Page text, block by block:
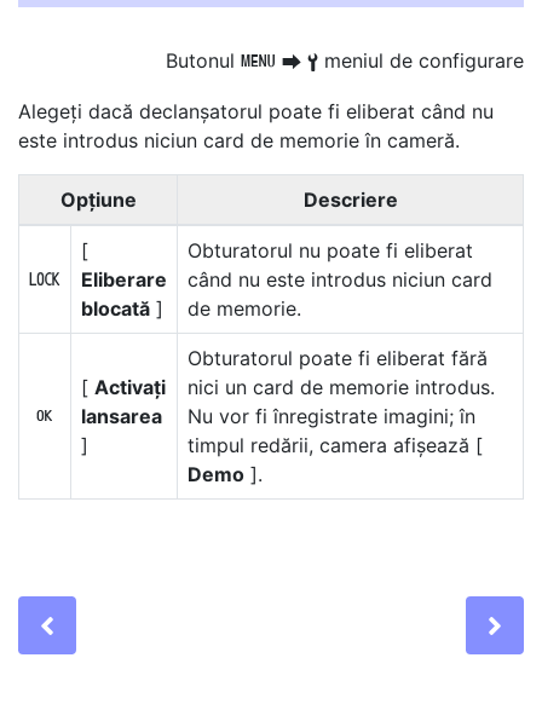
Butonul G U B meniul de configurare
Alegeți dacă declanșatorul poate fi eliberat când nu
este introdus niciun card de memorie în cameră.
Opțiune Descriere
a
[
Eliberare
blocată ]
Obturatorul nu poate fi eliberat
când nu este introdus niciun card
de memorie.
b
[ Activați
lansarea
]
Obturatorul poate fi eliberat fără
nici un card de memorie introdus.
Nu vor fi înregistrate imagini; în
timpul redării, camera afișează [
Demo ].